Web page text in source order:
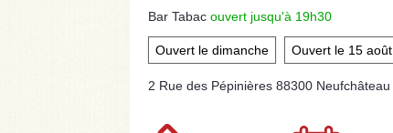
Bar Tabac ouvert jusqu'à 19h30
Ouvert le dimanche Ouvert le 15 août
2 Rue des Pépinières 88300 Neufchâteau